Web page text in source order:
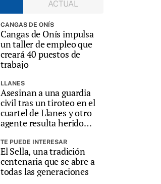
ACTUAL
CANGAS DE ONÍS
Cangas de Onís impulsa
un taller de empleo que
creará 40 puestos de
trabajo
LLANES
Asesinan a una guardia
civil tras un tiroteo en el
cuartel de Llanes y otro
agente resulta herido
TE PUEDE INTERESAR
El Sella, una tradición
centenaria que se abre a
todas las generaciones